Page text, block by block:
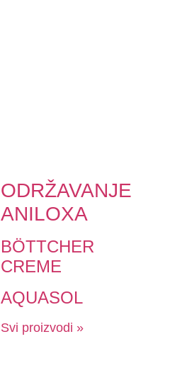
ODRŽAVANJE
ANILOXA
BÖTTCHER
CREME
AQUASOL
Svi proizvodi »